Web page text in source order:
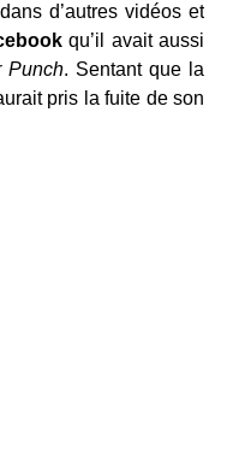
d’autres vidéos et
qu’il avait aussi
Punch. Sentant que la
pris la fuite de son